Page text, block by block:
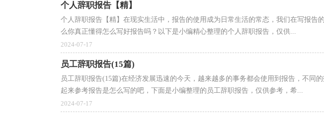
个人辞职报告【精】
个人辞职报告【精】在现实生活中，报告的使用成为日常生活的常态，我们在写报告
么你真正懂得怎么写好报告吗？以下是小编精心整理的个人辞职报告，仅供...
2024-07-17
员工辞职报告(15篇)
员工辞职报告(15篇)在经济发展迅速的今天，越来越多的事务都会使用到报告，不同
起来参考报告是怎么写的吧，下面是小编整理的员工辞职报告，仅供参考，希...
2024-07-17